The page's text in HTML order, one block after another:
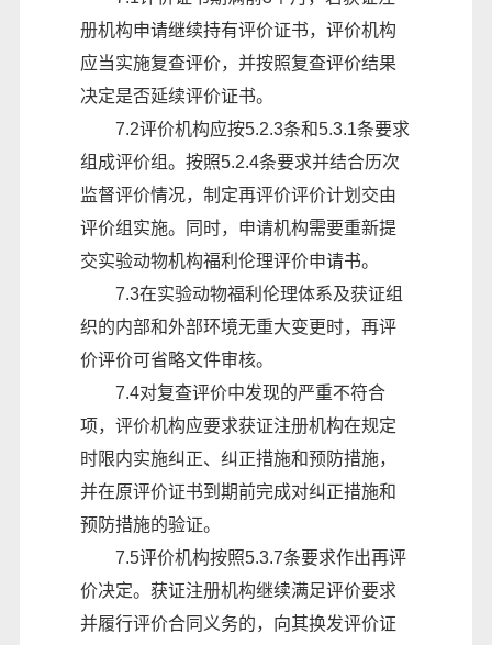
册机构申请继续持有评价证书，评价机构
应当实施复查评价，并按照复查评价结果
决定是否延续评价证书。
7.2评价机构应按5.2.3条和5.3.1条要求
组成评价组。按照5.2.4条要求并结合历次
监督评价情况，制定再评价评价计划交由
评价组实施。同时，申请机构需要重新提
交实验动物机构福利伦理评价申请书。
7.3在实验动物福利伦理体系及获证组
织的内部和外部环境无重大变更时，再评
价评价可省略文件审核。
7.4对复查评价中发现的严重不符合
项，评价机构应要求获证注册机构在规定
时限内实施纠正、纠正措施和预防措施，
并在原评价证书到期前完成对纠正措施和
预防措施的验证。
7.5评价机构按照5.3.7条要求作出再评
价决定。获证注册机构继续满足评价要求
并履行评价合同义务的，向其换发评价证